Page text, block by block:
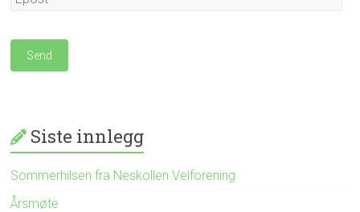
Siste innlegg
Sommerhilsen fra Neskollen Velforening
Årsmøte